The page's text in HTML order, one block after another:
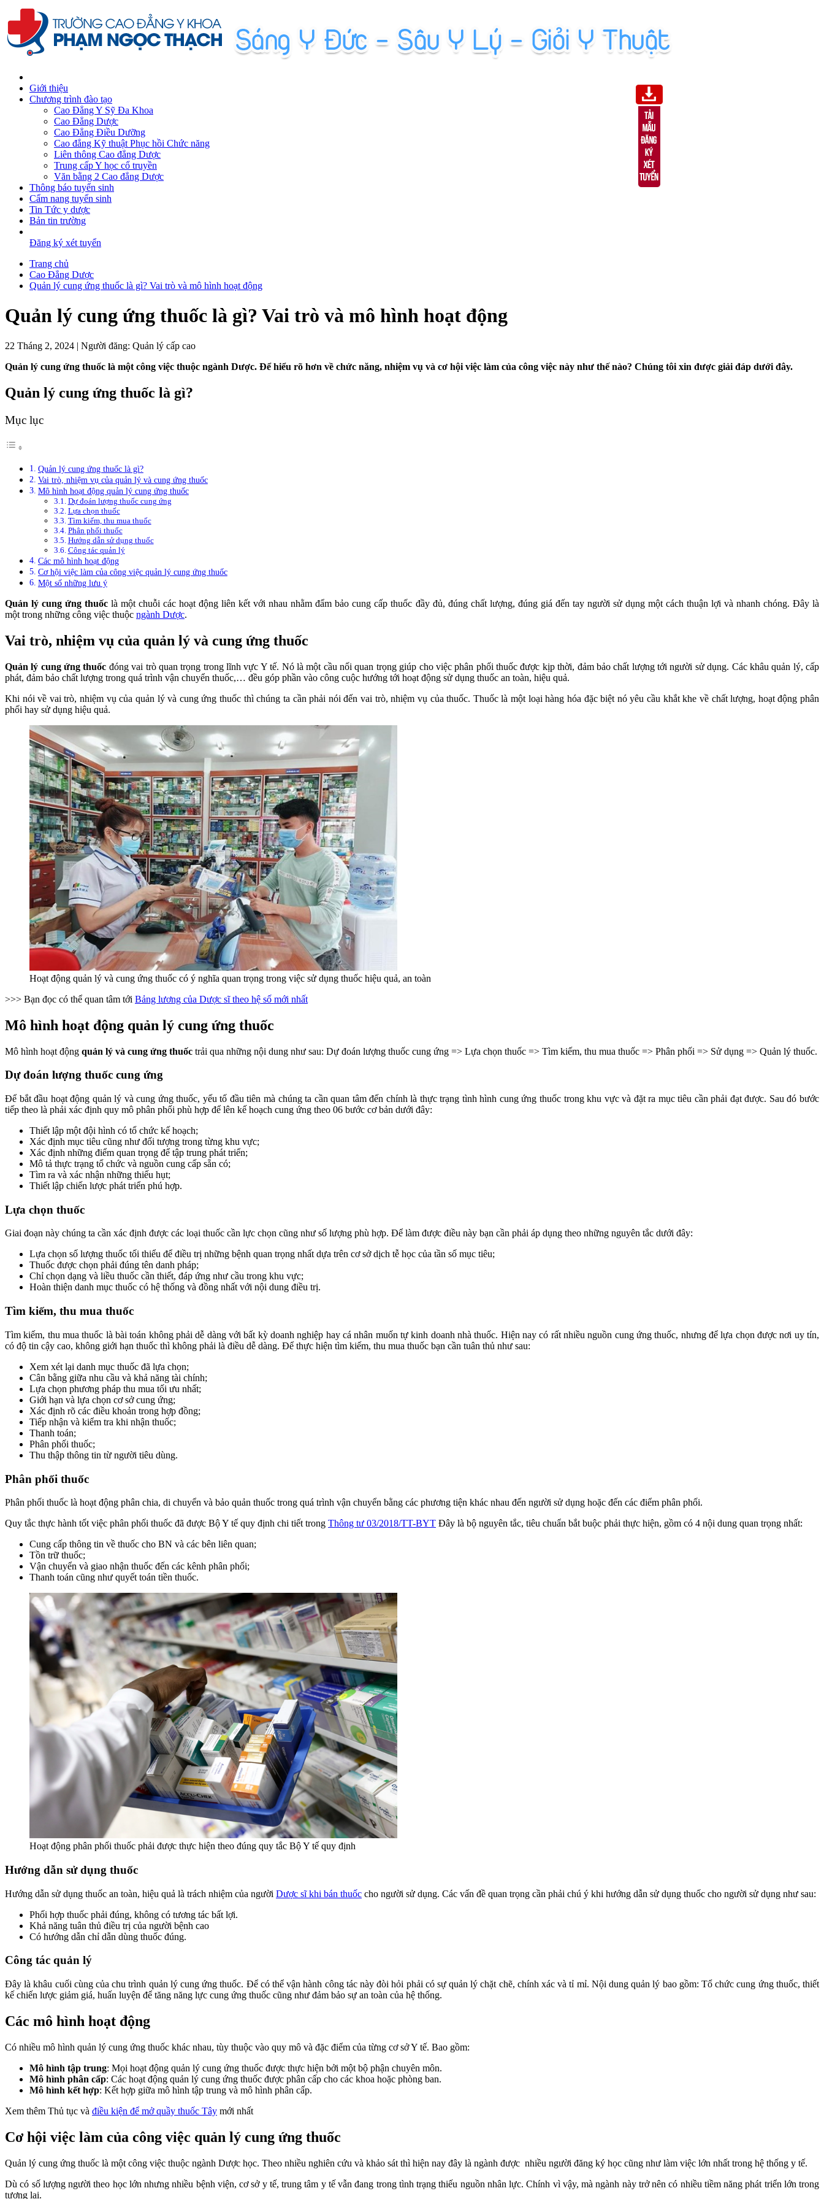
Giới thiệu
Chương trình đào tạo
Cao Đẳng Y Sỹ Đa Khoa
Cao Đẳng Dược
Cao Đẳng Điều Dưỡng
Cao đẳng Kỹ thuật Phục hồi Chức năng
Liên thông Cao đẳng Dược
Trung cấp Y học cổ truyền
Văn bằng 2 Cao đẳng Dược
Thông báo tuyển sinh
Cẩm nang tuyển sinh
Tin Tức y dược
Bản tin trường
Đăng ký xét tuyển
Trang chủ
Cao Đẳng Dược
Quản lý cung ứng thuốc là gì? Vai trò và mô hình hoạt động
Quản lý cung ứng thuốc là gì? Vai trò và mô hình hoạt động
22 Tháng 2, 2024 | Người đăng: Quản lý cấp cao
Quản lý cung ứng thuốc là một công việc thuộc ngành Dược. Để hiểu rõ hơn về chức năng, nhiệm vụ và cơ hội việc làm của công việc này như thế nào? Chúng tôi xin được giải đáp dưới đây.
Quản lý cung ứng thuốc là gì?
Mục lục
Quản lý cung ứng thuốc là gì?
Vai trò, nhiệm vụ của quản lý và cung ứng thuốc
Mô hình hoạt động quản lý cung ứng thuốc
Dự đoán lượng thuốc cung ứng
Lựa chọn thuốc
Tìm kiếm, thu mua thuốc
Phân phối thuốc
Hướng dẫn sử dụng thuốc
Công tác quản lý
Các mô hình hoạt động
Cơ hội việc làm của công việc quản lý cung ứng thuốc
Một số những lưu ý
Quản lý cung ứng thuốc là một chuỗi các hoạt động liên kết với nhau nhằm đẩm bảo cung cấp thuốc đầy đủ, đúng chất lượng, đúng giá đến tay người sử dụng một cách thuận lợi và nhanh chóng. Đây là
một trong những công việc thuộc ngành Dược.
Vai trò, nhiệm vụ của quản lý và cung ứng thuốc
Quản lý cung ứng thuốc đóng vai trò quan trọng trong lĩnh vực Y tế. Nó là một cầu nối quan trọng giúp cho việc phân phối thuốc được kịp thời, đảm bảo chất lượng tới người sử dụng. Các khâu quản lý, cấp
phát, đảm bảo chất lượng trong quá trình vận chuyển thuốc,… đều góp phần vào công cuộc hướng tới hoạt động sử dụng thuốc an toàn, hiệu quả.
Khi nói về vai trò, nhiệm vụ của quản lý và cung ứng thuốc thì chúng ta cần phải nói đến vai trò, nhiệm vụ của thuốc. Thuốc là một loại hàng hóa đặc biệt nó yêu cầu khắt khe về chất lượng, hoạt động phân
phối hay sử dụng hiệu quả.
Hoạt động quản lý và cung ứng thuốc có ý nghĩa quan trọng trong việc sử dụng thuốc hiệu quả, an toàn
>>> Bạn đọc có thể quan tâm tới Bảng lương của Dược sĩ theo hệ số mới nhất
Mô hình hoạt động quản lý cung ứng thuốc
Mô hình hoạt động quản lý và cung ứng thuốc trải qua những nội dung như sau: Dự đoán lượng thuốc cung ứng => Lựa chọn thuốc => Tìm kiếm, thu mua thuốc => Phân phối => Sử dụng => Quản lý thuốc.
Dự đoán lượng thuốc cung ứng
Để bắt đầu hoạt động quản lý và cung ứng thuốc, yếu tố đầu tiên mà chúng ta cần quan tâm đến chính là thực trạng tình hình cung ứng thuốc trong khu vực và đặt ra mục tiêu cần phải đạt được. Sau đó bước
tiếp theo là phải xác định quy mô phân phối phù hợp để lên kế hoạch cung ứng theo 06 bước cơ bản dưới đây:
Thiết lập một đội hình có tổ chức kế hoạch;
Xác định mục tiêu cũng như đối tượng trong từng khu vực;
Xác định những điểm quan trọng để tập trung phát triển;
Mô tả thực trạng tổ chức và nguồn cung cấp sẵn có;
Tìm ra và xác nhận những thiếu hụt;
Thiết lập chiến lược phát triển phú hợp.
Lựa chọn thuốc
Giai đoạn này chúng ta cần xác định được các loại thuốc cần lực chọn cũng như số lượng phù hợp. Để làm được điều này bạn cần phải áp dụng theo những nguyên tắc dưới đây:
Lựa chọn số lượng thuốc tối thiểu để điều trị những bệnh quan trọng nhất dựa trên cơ sở dịch tễ học của tần số mục tiêu;
Thuốc được chọn phải đúng tên danh pháp;
Chỉ chọn dạng và liều thuốc cần thiết, đáp ứng như cầu trong khu vực;
Hoàn thiện danh mục thuốc có hệ thống và đồng nhất với nội dung điều trị.
Tìm kiếm, thu mua thuốc
Tìm kiếm, thu mua thuốc là bài toán không phải dễ dàng với bất kỳ doanh nghiệp hay cá nhân muốn tự kinh doanh nhà thuốc. Hiện nay có rất nhiều nguồn cung ứng thuốc, nhưng để lựa chọn được nơi uy tín,
có độ tin cậy cao, không giới hạn thuốc thì không phải là điều dễ dàng. Để thực hiện tìm kiếm, thu mua thuốc bạn cần tuân thủ như sau:
Xem xét lại danh mục thuốc đã lựa chọn;
Cân bằng giữa nhu cầu và khả năng tài chính;
Lựa chọn phương pháp thu mua tối ưu nhất;
Giới hạn và lựa chọn cơ sở cung ứng;
Xác định rõ các điều khoản trong hợp đồng;
Tiếp nhận và kiểm tra khi nhận thuốc;
Thanh toán;
Phân phối thuốc;
Thu thập thông tin từ người tiêu dùng.
Phân phối thuốc
Phân phối thuốc là hoạt động phân chia, di chuyển và bảo quản thuốc trong quá trình vận chuyển bằng các phương tiện khác nhau đến người sử dụng hoặc đến các điểm phân phối.
Quy tắc thực hành tốt việc phân phối thuốc đã được Bộ Y tế quy định chi tiết trong Thông tư 03/2018/TT-BYT Đây là bộ nguyên tắc, tiêu chuẩn bắt buộc phải thực hiện, gồm có 4 nội dung quan trọng nhất:
Cung cấp thông tin về thuốc cho BN và các bên liên quan;
Tồn trữ thuốc;
Vận chuyển và giao nhận thuốc đến các kênh phân phối;
Thanh toán cũng như quyết toán tiền thuốc.
Hoạt động phân phối thuốc phải được thực hiện theo đúng quy tắc Bộ Y tế quy định
Hướng dẫn sử dụng thuốc
Hướng dẫn sử dụng thuốc an toàn, hiệu quả là trách nhiệm của người Dược sĩ khi bán thuốc cho người sử dụng. Các vấn đề quan trọng cần phải chú ý khi hướng dẫn sử dụng thuốc cho người sử dụng như sau:
Phối hợp thuốc phải đúng, không có tương tác bất lợi.
Khả năng tuân thủ điều trị của người bệnh cao
Có hướng dẫn chỉ dẫn dùng thuốc đúng.
Công tác quản lý
Đây là khâu cuối cùng của chu trình quản lý cung ứng thuốc. Để có thể vận hành công tác này đòi hỏi phải có sự quản lý chặt chẽ, chính xác và tỉ mỉ. Nội dung quản lý bao gồm: Tổ chức cung ứng thuốc, thiết
kế chiến lược giảm giá, huấn luyện để tăng năng lực cung ứng thuốc cũng như đảm bảo sự an toàn của hệ thống.
Các mô hình hoạt động
Có nhiều mô hình quản lý cung ứng thuốc khác nhau, tùy thuộc vào quy mô và đặc điểm của từng cơ sở Y tế. Bao gồm:
Mô hình tập trung: Mọi hoạt động quản lý cung ứng thuốc được thực hiện bởi một bộ phận chuyên môn.
Mô hình phân cấp: Các hoạt động quản lý cung ứng thuốc được phân cấp cho các khoa hoặc phòng ban.
Mô hình kết hợp: Kết hợp giữa mô hình tập trung và mô hình phân cấp.
Xem thêm Thủ tục và điều kiện để mở quầy thuốc Tây mới nhất
Cơ hội việc làm của công việc quản lý cung ứng thuốc
Quản lý cung ứng thuốc là một công việc thuộc ngành Dược học. Theo nhiều nghiên cứu và khảo sát thì hiện nay đây là ngành được nhiều người đăng ký học cũng như làm việc lớn nhất trong hệ thống y tế.
Dù có số lượng người theo học lớn nhưng nhiều bệnh viện, cơ sở y tế, trung tâm y tế vẫn đang trong tình trạng thiếu nguồn nhân lực. Chính vì vậy, mà ngành này trở nên có nhiều tiềm năng phát triển lớn trong
tương lai.